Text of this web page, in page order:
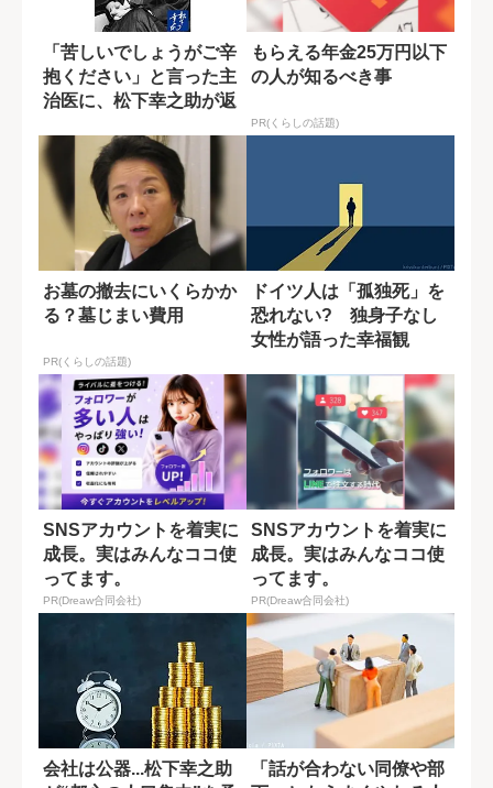
「苦しいでしょうがご辛
抱ください」と言った主
治医に、松下幸之助が返
もらえる年金25万円以下
の人が知るべき事
PR(くらしの話題)
お墓の撤去にいくらかか
る？墓じまい費用
PR(くらしの話題)
ドイツ人は「孤独死」を
恐れない? 独身子なし
女性が語った幸福観
SNSアカウントを着実に
成長。実はみんなココ使
ってます。
PR(Dreaw合同会社)
SNSアカウントを着実に
成長。実はみんなココ使
ってます。
PR(Dreaw合同会社)
会社は公器...松下幸之助
「話が合わない同僚や部